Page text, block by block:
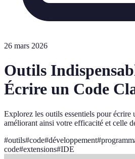
26 mars 2026
Outils
Écrire un Code
Explorez les outils essentiels pour écrire
améliorant ainsi votre efficacité et celle
#outils#code#développement#
code#extensions#IDE